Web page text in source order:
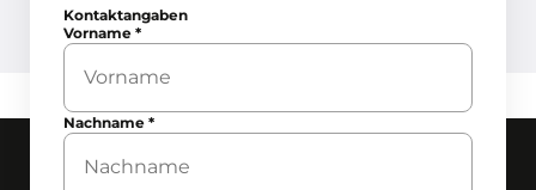
Kontaktangaben
Vorname*
Nachname*